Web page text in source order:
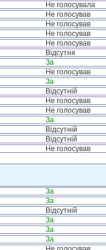
Не голосувала
Не голосував
Не голосував
Не голосував
Не голосував
Відсутня
За
Не голосував
За
Відсутній
Не голосував
Не голосував
За
Відсутній
Відсутній
Не голосував
За
За
Відсутній
За
За
За